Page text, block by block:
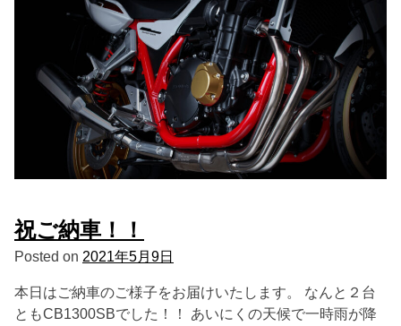
祝ご納車！！
Posted on 2021年5月9日
本日はご納車のご様子をお届けいたします。 なんと２台
ともCB1300SBでした！！ あいにくの天候で一時雨が降